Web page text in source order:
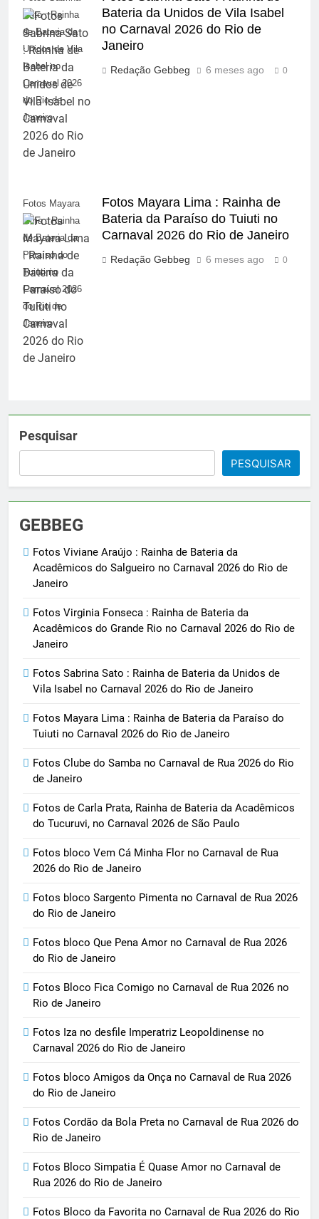
Sato : Rainha
de Bateria da
Unidos de Vila
Isabel no
Carnaval 2026
do Rio de
Janeiro
Bateria da Unidos de Vila Isabel
no Carnaval 2026 do Rio de
Janeiro
Redação Gebbeg 6 meses ago 0
Fotos Mayara
Lima : Rainha
de Bateria da
Paraíso do
Tuiuti no
Carnaval 2026
do Rio de
Janeiro
Fotos Mayara Lima : Rainha de
Bateria da Paraíso do Tuiuti no
Carnaval 2026 do Rio de Janeiro
Redação Gebbeg 6 meses ago 0
Pesquisar
PESQUISAR
GEBBEG
Fotos Viviane Araújo : Rainha de Bateria da
Acadêmicos do Salgueiro no Carnaval 2026 do Rio de
Janeiro
Fotos Virginia Fonseca : Rainha de Bateria da
Acadêmicos do Grande Rio no Carnaval 2026 do Rio de
Janeiro
Fotos Sabrina Sato : Rainha de Bateria da Unidos de
Vila Isabel no Carnaval 2026 do Rio de Janeiro
Fotos Mayara Lima : Rainha de Bateria da Paraíso do
Tuiuti no Carnaval 2026 do Rio de Janeiro
Fotos Clube do Samba no Carnaval de Rua 2026 do Rio
de Janeiro
Fotos de Carla Prata, Rainha de Bateria da Acadêmicos
do Tucuruvi, no Carnaval 2026 de São Paulo
Fotos bloco Vem Cá Minha Flor no Carnaval de Rua
2026 do Rio de Janeiro
Fotos bloco Sargento Pimenta no Carnaval de Rua 2026
do Rio de Janeiro
Fotos bloco Que Pena Amor no Carnaval de Rua 2026
do Rio de Janeiro
Fotos Bloco Fica Comigo no Carnaval de Rua 2026 no
Rio de Janeiro
Fotos Iza no desfile Imperatriz Leopoldinense no
Carnaval 2026 do Rio de Janeiro
Fotos bloco Amigos da Onça no Carnaval de Rua 2026
do Rio de Janeiro
Fotos Cordão da Bola Preta no Carnaval de Rua 2026 do
Rio de Janeiro
Fotos Bloco Simpatia É Quase Amor no Carnaval de
Rua 2026 do Rio de Janeiro
Fotos Bloco da Favorita no Carnaval de Rua 2026 do Rio